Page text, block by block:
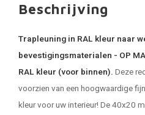
Beschrijving
Trapleuning in RAL kleur naar
bevestigingsmaterialen - OP
RAL kleur (voor binnen). Deze
voorzien van een hoogwaardige
kleur voor uw interieur! De 40x20